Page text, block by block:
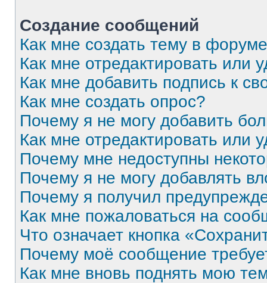
Создание сообщений
Как мне создать тему в
Как мне отредактировать или
Как мне добавить подпись к
Как мне создать опрос?
Почему я не могу добавить
Как мне отредактировать или
Почему мне недоступны
Почему я не могу добавлять
Почему я получил
Как мне пожаловаться на
Что означает кнопка
Почему моё сообщение
Как мне вновь поднять мою